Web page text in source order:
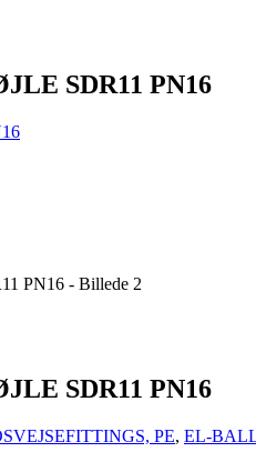
SDR11 PN16
SDR11 PN16
PE, EL-